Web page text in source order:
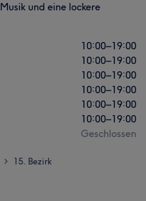
und eine lockere
10:00–19:00
10:00–19:00
10:00–19:00
10:00–19:00
10:00–19:00
10:00–19:00
Geschlossen
> 15. Bezirk